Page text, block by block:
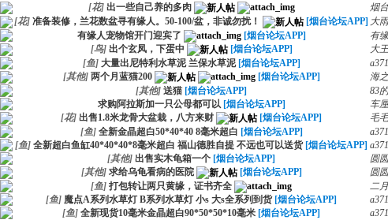
[花] 出一些自己养的多肉 烟
[花] 准备装修，兰花数盆寻有缘人。50-100/盆，非诚勿扰！ [烟台论坛APP] 大
有缘人宠物馆开门迎宾了
[烟台论坛APP] 有
[鸟] 出个玄凤，下蛋中 [烟台论坛APP] 大
[鱼] 大量出尼特利水草泥 兰保水草泥 [烟台论坛APP]
[其他] 两个月蓝猫200 [烟台论坛APP] 海
[其他] 送猫 [烟台论坛APP] 83
求购阿拉斯加一只公母都可以 [烟台论坛APP] 车
[花] 出售1.8米龙骨大盆栽，八方来财 [烟台论坛APP] 毛
[鱼] 全新金晶超白50*40*40 8毫米超白 [烟台论坛APP]
[鱼] 全新超白鱼缸40*40*40*8毫米超白 福山德胜自提 不远也可以送货 [烟台论坛APP]
[其他] 出售实木龟箱一个 [烟台论坛APP] 圆
[其他] 求给乌龟看病的医院 [烟台论坛APP] 圆
[鱼] 打包转让两只黄缘，证书齐全 二
[鱼] 魔点A系列水草灯 B系列水草灯 小s 大s全系列到货 [烟台论坛APP]
[鱼] 全新现货10毫米金晶超白90*50*50*10毫米 [烟台论坛APP]